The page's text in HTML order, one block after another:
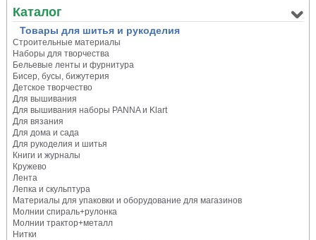
Каталог
Товары для шитья и рукоделия
Строительные материалы
Наборы для творчества
Бельевые ленты и фурнитура
Бисер, бусы, бижутерия
Детское творчество
Для вышивания
Для вышивания наборы PANNA и Klart
Для вязания
Для дома и сада
Для рукоделия и шитья
Книги и журналы
Кружево
Лента
Лепка и скульптура
Материалы для упаковки и оборудование для магазинов
Молнии спираль+рулонка
Молнии трактор+металл
Нитки